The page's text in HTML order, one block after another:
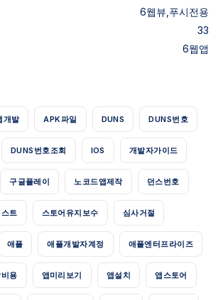
웹뷰,푸시전용
6
33
웹앱
6
개발 APK파일 DUNS DUNS번호
DUNS번호조회 IOS 개발자가이드
구글플레이 노코드앱제작 던스번호
트 스토어유지보수 심사거절
애플 애플개발자계정 애플엔터프라이즈
용 앱미리보기 앱설치 앱스토어